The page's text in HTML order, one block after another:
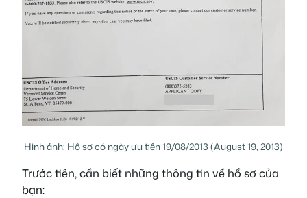
Hình ảnh: Hồ sơ có ngày ưu tiên 19/08/2013 (August 19, 2013)
Trước tiên, cần biết những thông tin về hồ sơ của
bạn: